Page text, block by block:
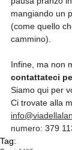
mangiando un
(come quello
cammino).
Infine, ma non
contattateci
Siamo qui per
Ci trovate alla
numero: 379
Tag: